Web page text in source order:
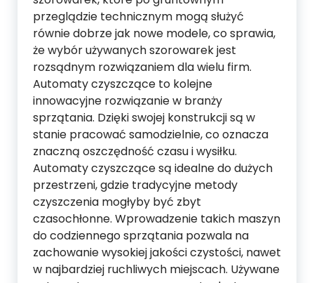
przeglądzie technicznym mogą służyć
równie dobrze jak nowe modele, co sprawia,
że wybór używanych szorowarek jest
rozsądnym rozwiązaniem dla wielu firm.
Automaty czyszczące to kolejne
innowacyjne rozwiązanie w branży
sprzątania. Dzięki swojej konstrukcji są w
stanie pracować samodzielnie, co oznacza
znaczną oszczędność czasu i wysiłku.
Automaty czyszczące są idealne do dużych
przestrzeni, gdzie tradycyjne metody
czyszczenia mogłyby być zbyt
czasochłonne. Wprowadzenie takich maszyn
do codziennego sprzątania pozwala na
zachowanie wysokiej jakości czystości, nawet
w najbardziej ruchliwych miejscach. Używane